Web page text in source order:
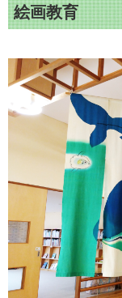
絵画教育